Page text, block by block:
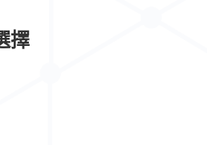
擇